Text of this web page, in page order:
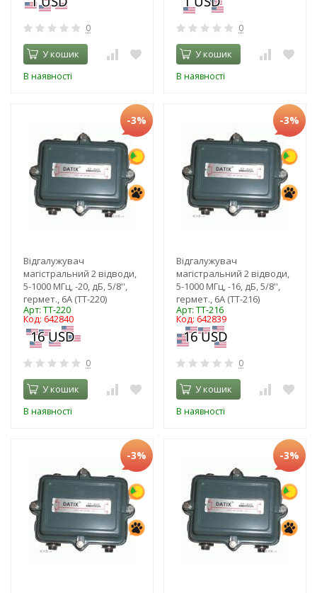
0
У кошик
В наявності
0
У кошик
В наявності
-3%
Відгалужувач
магістральний 2 відводи,
5-1000 МГц, -20, дБ, 5/8'',
гермет., 6А (TT-220)
Арт: TT-220
Код: 642840
0
У кошик
В наявності
-3%
Відгалужувач
магістральний 2 відводи,
5-1000 МГц, -16, дБ, 5/8'',
гермет., 6А (TT-216)
Арт: TT-216
Код: 642839
0
У кошик
В наявності
-3% -3%